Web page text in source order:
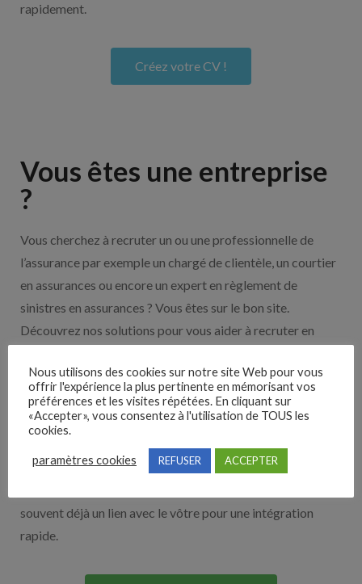
rapidement.
Créez votre CV !
Vous êtes une entreprise
?
Vous cherchez à recruter un ou une professionnelle de
l’assurance par exemple un chargé de clientèle, un courtier
en assurances ou encore un expert en règlement de
sinistres en assurances ? Vous êtes sur le bon site.
Découvrez nos solutions pour vous aider à recruter en
Nos solutions entreprises
Découvrez nos partenaires ! Moteurs de recherches,
multidiffuseurs, sites payant… nombreux sont nos
souvent déjà un lien avec le vôtre pour une intégration
rapide.
Nous utilisons des cookies sur notre site Web pour vous
offrir l'expérience la plus pertinente en mémorisant vos
préférences et les visites répétées. En cliquant sur
«Accepter», vous consentez à l'utilisation de TOUS les
cookies.
paramètres cookies REFUSER ACCEPTER